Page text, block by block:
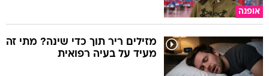
אופנה
מזילים ריר תוך כדי שינה? מתי זה
מעיד על בעיה רפואית